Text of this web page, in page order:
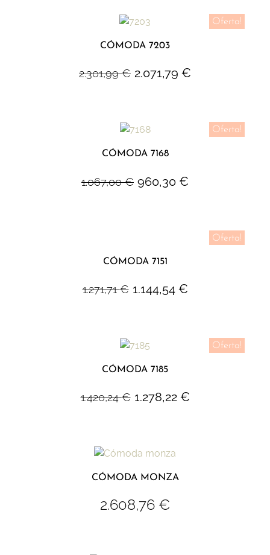
Oferta!
CÓMODA 7203
2.301,99€ 2.071,79 €
Oferta!
CÓMODA 7168
1.067,00€ 960,30 €
Oferta!
CÓMODA 7151
1.271,71€ 1.144,54 €
Oferta!
CÓMODA 7185
1.420,24€ 1.278,22 €
CÓMODA MONZA
2.608,76 €